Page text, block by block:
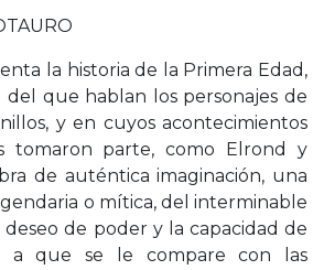
la historia de la Primera Edad,
que hablan los personajes de
y en cuyos acontecimientos
tomaron parte, como Elrond y
de auténtica imaginación, una
o mítica, del interminable
de poder y la capacidad de
a que se le compare con las